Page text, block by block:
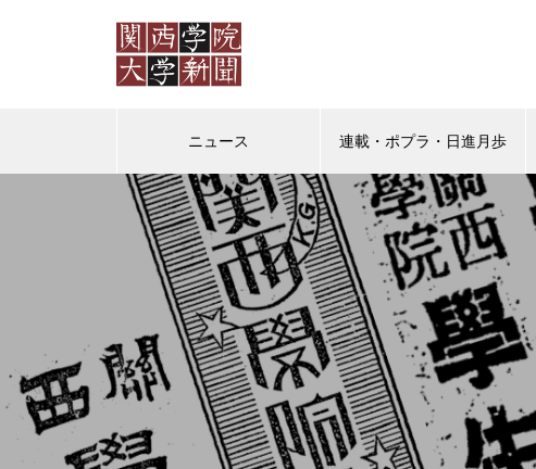
ニュース 連載・ポプラ・日進月歩
ポプラ 日進月歩 教授の背中
ポプラ 「普通」を演じなくて
もいいように